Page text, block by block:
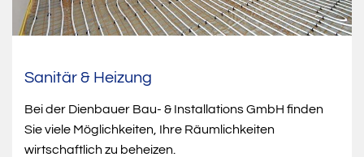
Sanitär & Heizung
Bei der Dienbauer Bau- & Installations GmbH finden
Sie viele Möglichkeiten, Ihre Räumlichkeiten
wirtschaftlich zu beheizen.